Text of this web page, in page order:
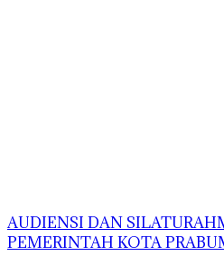
AUDIENSI DAN
PEMERINTAH KOTA